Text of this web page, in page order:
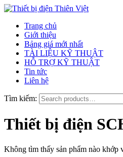
Trang chủ
Giới thiệu
Bảng giá mới nhất
TÀI LIỆU KỸ THUẬT
HỖ TRỢ KỸ THUẬT
Tin tức
Liên hệ
Tìm kiếm:
Thiết bị điện
Không tìm thấy sản phẩm nào khớp